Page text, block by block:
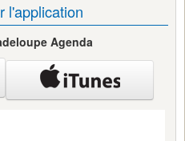
l'application
Agenda